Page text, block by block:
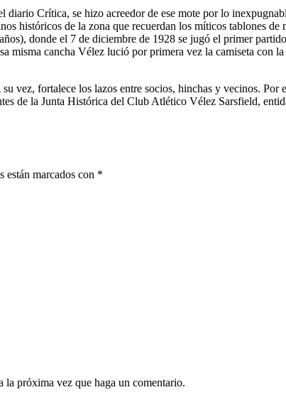
Crítica, se hizo acreedor de ese mote por lo
históricos de la zona que recuerdan los míticos tablones de
donde el 7 de diciembre de 1928 se jugó el primer partido
misma cancha Vélez lució por primera vez la camiseta con
vez, fortalece los lazos entre socios, hinchas y vecinos. Por
de la Junta Histórica del Club Atlético Vélez Sarsfield,
están marcados con *
próxima vez que haga un comentario.